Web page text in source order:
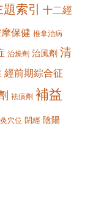
題索引 十二經
保健 推拿治病
治燥劑 治風劑 清
經前期綜合征
袪痰劑 補益
穴位 閉經 陰陽